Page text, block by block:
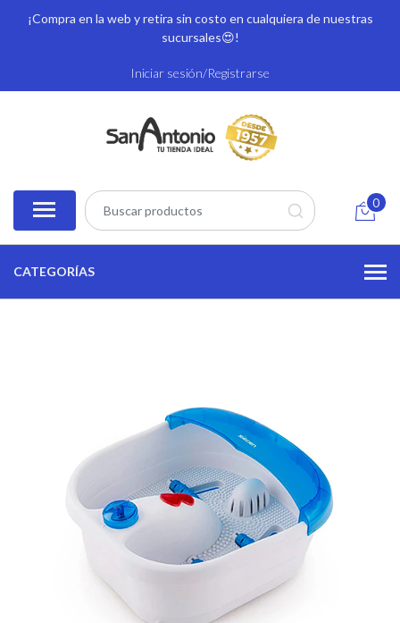
¡Compra en la web y retira sin costo en cualquiera de nuestras
sucursales😍!
Iniciar sesión/Registrarse
0
CATEGORÍAS